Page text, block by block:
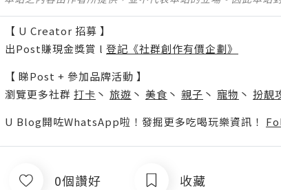
【 U Creator 招募 】
出Post賺現金獎賞 l 登記《社群創作有價企劃》
【 睇Post + 參加品牌活動 】
瀏覽更多社群 打卡 丶 旅遊 丶 美食 丶 親子 丶 寵物 丶 扮靚
U Blog開咗WhatsApp啦！發掘更多吃喝玩樂資訊！
0個讚好 收藏